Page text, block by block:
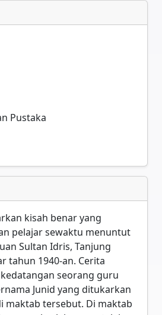
Pustaka
kisah benar yang
pelajar sewaktu menuntut
Sultan Idris, Tanjung
tahun 1940-an. Cerita
seorang guru
Junid yang ditukarkan
maktab tersebut. Di maktab